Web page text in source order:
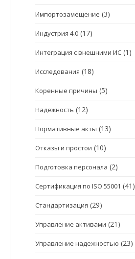
Импортозамещение (3)
Индустрия 4.0 (17)
Интеграция с внешними ИС (1)
Исследования (18)
Коренные причины (5)
Надежность (12)
Нормативные акты (13)
Отказы и простои (10)
Подготовка персонала (2)
Сертификация по ISO 55001 (41)
Стандартизация (29)
Управление активами (21)
Управление надежностью (23)